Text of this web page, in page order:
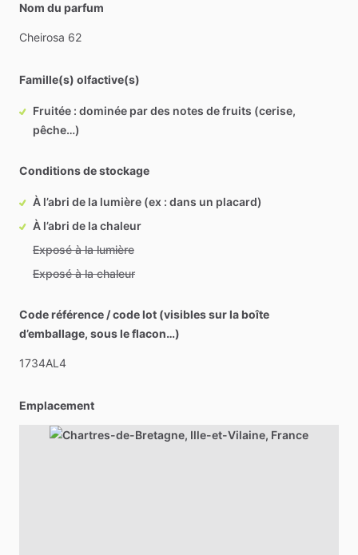
Nom du parfum
Cheirosa 62
Famille(s) olfactive(s)
Fruitée : dominée par des notes de fruits (cerise,
pêche…)
Conditions de stockage
À l’abri de la lumière (ex : dans un placard)
À l’abri de la chaleur
Exposé à la lumière
Exposé à la chaleur
Code référence / code lot (visibles sur la boîte
d’emballage, sous le flacon…)
1734AL4
Emplacement